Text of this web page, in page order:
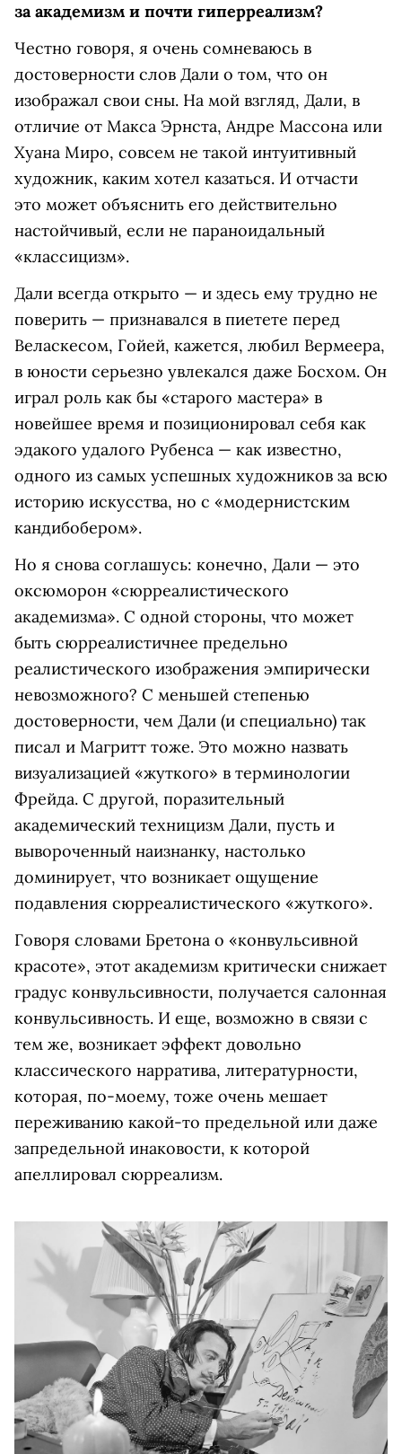
за академизм и почти гиперреализм?
Честно говоря, я очень сомневаюсь в
достоверности слов Дали о том, что он
изображал свои сны. На мой взгляд, Дали, в
отличие от Макса Эрнста, Андре Массона или
Хуана Миро, совсем не такой интуитивный
художник, каким хотел казаться. И отчасти
это может объяснить его действительно
настойчивый, если не параноидальный
«классицизм».
Дали всегда открыто — и здесь ему трудно не
поверить — признавался в пиетете перед
Веласкесом, Гойей, кажется, любил Вермеера,
в юности серьезно увлекался даже Босхом. Он
играл роль как бы «старого мастера» в
новейшее время и позиционировал себя как
эдакого удалого Рубенса — как известно,
одного из самых успешных художников за всю
историю искусства, но с «модернистским
кандибобером».
Но я снова соглашусь: конечно, Дали — это
оксюморон «сюрреалистического
академизма». С одной стороны, что может
быть сюрреалистичнее предельно
реалистического изображения эмпирически
невозможного? С меньшей степенью
достоверности, чем Дали (и специально) так
писал и Магритт тоже. Это можно назвать
визуализацией «жуткого» в терминологии
Фрейда. С другой, поразительный
академический техницизм Дали, пусть и
вывороченный наизнанку, настолько
доминирует, что возникает ощущение
подавления сюрреалистического «жуткого».
Говоря словами Бретона о «конвульсивной
красоте», этот академизм критически снижает
градус конвульсивности, получается салонная
конвульсивность. И еще, возможно в связи с
тем же, возникает эффект довольно
классического нарратива, литературности,
которая, по-моему, тоже очень мешает
переживанию какой-то предельной или даже
запредельной инаковости, к которой
апеллировал сюрреализм.